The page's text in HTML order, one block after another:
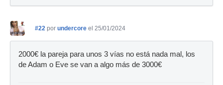
#22 por undercore el 25/01/2024
2000€ la pareja para unos 3 vías no está nada mal, los
de Adam o Eve se van a algo más de 3000€